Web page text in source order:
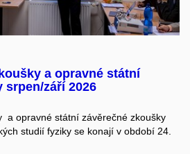
a opravné státní
srpen/září 2026
a opravné státní závěrečné zkoušky
studií fyziky se konají v období 24.